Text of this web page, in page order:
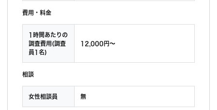
費用・料金
1時間あたりの
調査費用(調査
員1名)
12,000円〜
相談
女性相談員 無